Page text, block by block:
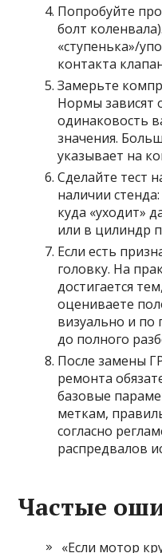
Попробуйте
болт
«ступенька»/
контакта
Замерьте
Нормы зависят
одинаковость
значения.
указывает на
Сделайте тест
наличии
куда «уходит»
или в цилиндр
Если есть
головку. На
достигается
оцениваете
визуально и
до полного
После замены
ремонта
базовые
меткам,
согласно
распредвалов
Частые
«Если мотор